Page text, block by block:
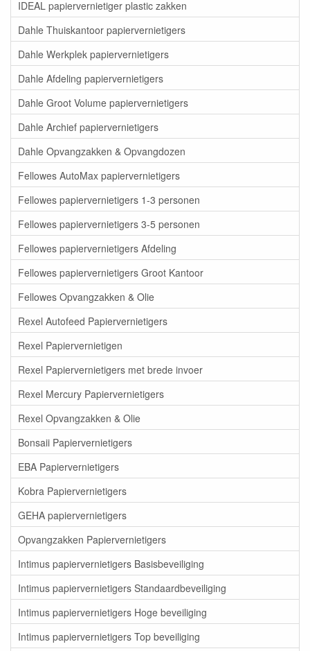
IDEAL papiervernietiger plastic zakken
Dahle Thuiskantoor papiervernietigers
Dahle Werkplek papiervernietigers
Dahle Afdeling papiervernietigers
Dahle Groot Volume papiervernietigers
Dahle Archief papiervernietigers
Dahle Opvangzakken & Opvangdozen
Fellowes AutoMax papiervernietigers
Fellowes papiervernietigers 1-3 personen
Fellowes papiervernietigers 3-5 personen
Fellowes papiervernietigers Afdeling
Fellowes papiervernietigers Groot Kantoor
Fellowes Opvangzakken & Olie
Rexel Autofeed Papiervernietigers
Rexel Papiervernietigen
Rexel Papiervernietigers met brede invoer
Rexel Mercury Papiervernietigers
Rexel Opvangzakken & Olie
Bonsaii Papiervernietigers
EBA Papiervernietigers
Kobra Papiervernietigers
GEHA papiervernietigers
Opvangzakken Papiervernietigers
Intimus papiervernietigers Basisbeveiliging
Intimus papiervernietigers Standaardbeveiliging
Intimus papiervernietigers Hoge beveiliging
Intimus papiervernietigers Top beveiliging